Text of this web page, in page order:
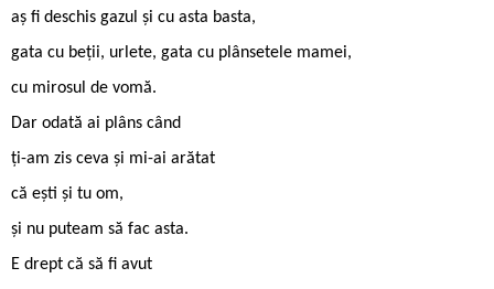
aș fi deschis gazul și cu asta basta,
gata cu beții, urlete, gata cu plânsetele mamei,
cu mirosul de vomă.
Dar odată ai plâns când
ți-am zis ceva și mi-ai arătat
că ești și tu om,
și nu puteam să fac asta.
E drept că să fi avut